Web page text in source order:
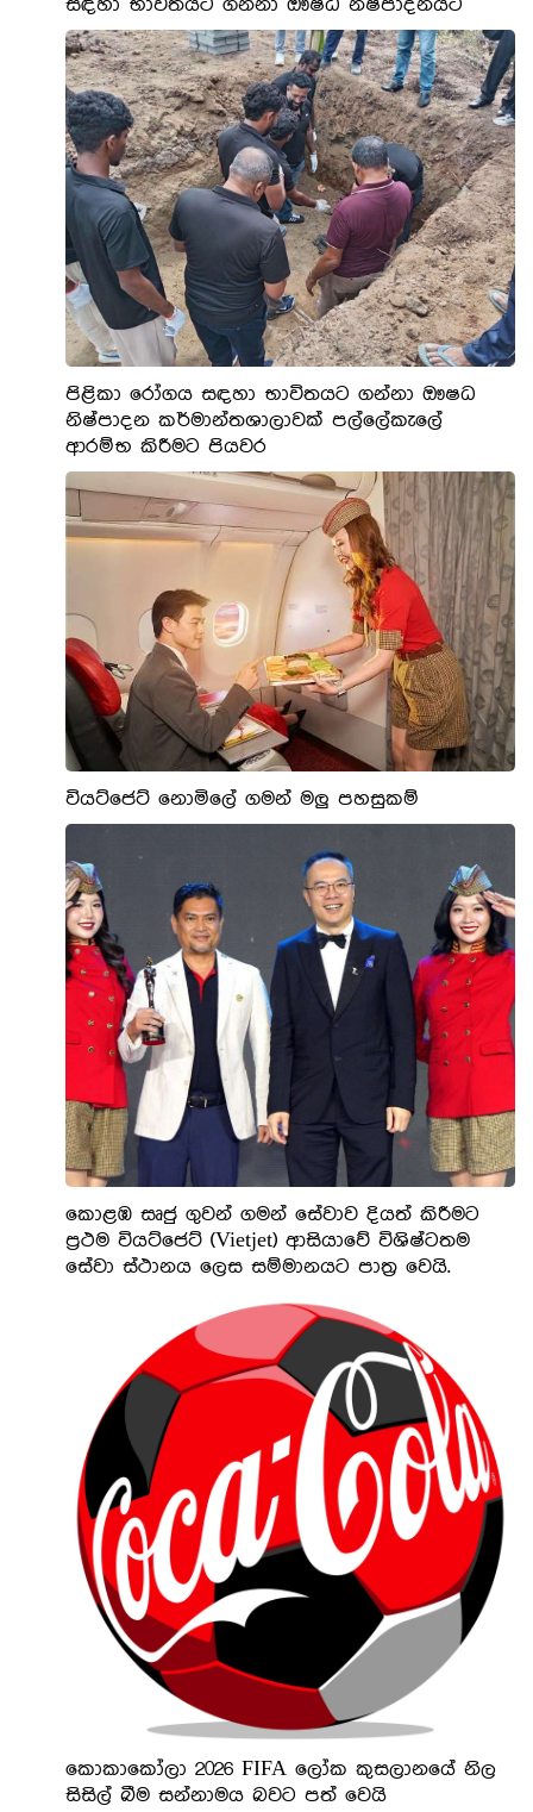
පිළිකා රෝගය සඳහා භාවිතයට ගන්නා ඖෂධ
නිෂ්පාදන කර්මාන්තශාලාවක් පල්ලේකැලේ
ආරම්භ කිරීමට පියවර
වියට්ජෙට් නොමිලේ ගමන් මලු පහසුකම්
කොළඹ සෘජු ගුවන් ගමන් සේවාව දියත් කිරීමට
ප්‍රථම වියට්ජෙට් (Vietjet) ආසියාවේ විශිෂ්ටතම
සේවා ස්ථානය ලෙස සම්මානයට පාත්‍ර වෙයි.
කොකාකෝලා 2026 FIFA ලෝක කුසලානයේ නිල
සිසිල් බීම සන්නාමය බවට පත් වෙයි